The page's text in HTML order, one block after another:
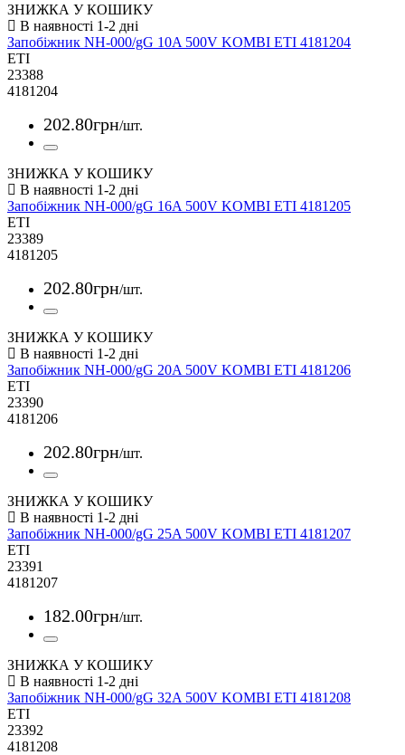
ЗНИЖКА У КОШИКУ
Запобіжник NH-000/gG 10A 500V KOMBI ETI 4181204
ETI
23388
4181204
202.80грн/шт.
ЗНИЖКА У КОШИКУ
Запобіжник NH-000/gG 16A 500V KOMBI ETI 4181205
ETI
23389
4181205
202.80грн/шт.
ЗНИЖКА У КОШИКУ
Запобіжник NH-000/gG 20A 500V KOMBI ETI 4181206
ETI
23390
4181206
202.80грн/шт.
ЗНИЖКА У КОШИКУ
Запобіжник NH-000/gG 25A 500V KOMBI ETI 4181207
ETI
23391
4181207
182.00грн/шт.
ЗНИЖКА У КОШИКУ
Запобіжник NH-000/gG 32A 500V KOMBI ETI 4181208
ETI
23392
4181208